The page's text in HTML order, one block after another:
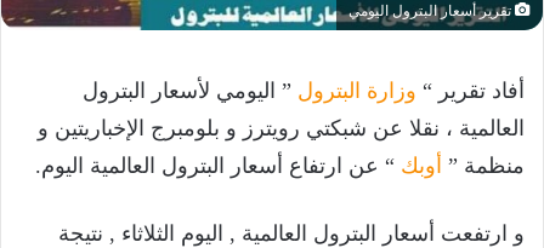
تقرير أسعار البترول اليومي
أفاد تقرير “ وزارة البترول ” اليومي لأسعار البترول
العالمية ، نقلا عن شبكتي رويترز و بلومبرج الإخباريتين و
منظمة ” أوبك “ عن ارتفاع أسعار البترول العالمية اليوم.
و ارتفعت أسعار البترول العالمية , اليوم الثلاثاء , نتيجة